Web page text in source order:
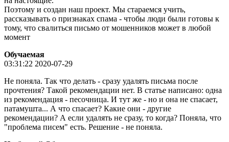
Поэтому и создан наш проект. Мы стараемся учить,
рассказывать о признаках спама - чтобы люди были готовы к
тому, что свалиться письмо от мошенников может в любой
момент
Обучаемая
03:31:22 2020-07-29
Не поняла. Так что делать - сразу удалять письма после
прочтения? Такой рекомендации нет. В статье написано: одна
из рекомендация - песочница. И тут же - но и она не спасает,
патамушта... А что спасает? Какие они - другие
рекомендации? А если удалять не сразу, то когда? Поняла, что
"проблема писем" есть. Решение - не поняла.